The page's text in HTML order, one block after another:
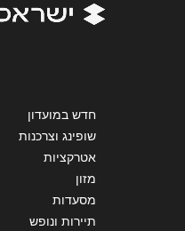
חדש במועדון
שופינג וצרכנות
אטרקציות
מזון
מסעדות
תיירות ונופש